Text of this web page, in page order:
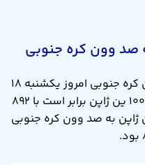
صد وون کره جنوبی
نرخ تبدیل صد ین ژاپن به صد وون کره جنوبی امروز یکشنبه ۱۸
مرداد ۱۴۰۵ برابر ۸.۹۲ است. یعنی ۱۰۰ ین ژاپن برابر است با ۸۹۲
به صد وون کره جنوبی